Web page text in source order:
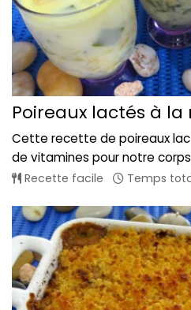
Poireaux lactés à
Cette recette de poireaux
de vitamines pour notre
Recette facile Temps